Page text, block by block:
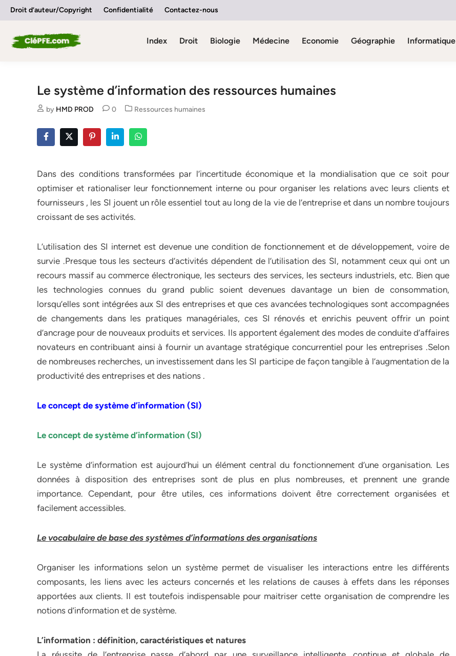
SkipDroit d’auteur/Copyright Confidentialité Contactez-nous
Index Droit Biologie Médecine Economie Géographie Informatique
Le système d’information des ressources humaines
by HMD PROD 0
Posted
Ressources humaines
Dans des conditions transformées par l’incertitude économique et la mondialisation que ce soit pour
optimiser et rationaliser leur fonctionnement interne ou pour organiser les relations avec leurs clients et
fournisseurs , les SI jouent un rôle essentiel tout au long de la vie de l’entreprise et dans un nombre toujours
croissant de ses activités.
L’utilisation des SI internet est devenue une condition de fonctionnement et de développement, voire de
survie .Presque tous les secteurs d’activités dépendent de l’utilisation des SI, notamment ceux qui ont un
recours massif au commerce électronique, les secteurs des services, les secteurs industriels, etc. Bien que
les technologies connues du grand public soient devenues davantage un bien de consommation,
lorsqu’elles sont intégrées aux SI des entreprises et que ces avancées technologiques sont accompagnées
de changements dans les pratiques managériales, ces SI rénovés et enrichis peuvent offrir un point
d’ancrage pour de nouveaux produits et services. Ils apportent également des modes de conduite d’affaires
novateurs en contribuant ainsi à fournir un avantage stratégique concurrentiel pour les entreprises .Selon
de nombreuses recherches, un investissement dans les SI participe de façon tangible à l’augmentation de la
productivité des entreprises et des nations .
Le concept de système d’information (SI)
Le concept de système d’information (SI)
Le système d’information est aujourd’hui un élément central du fonctionnement d’une organisation. Les
données à disposition des entreprises sont de plus en plus nombreuses, et prennent une grande
importance. Cependant, pour être utiles, ces informations doivent être correctement organisées et
facilement accessibles.
Le vocabulaire de base des systèmes d’informations des organisations
Organiser les informations selon un système permet de visualiser les interactions entre les différents
composants, les liens avec les acteurs concernés et les relations de causes à effets dans les réponses
apportées aux clients. Il est toutefois indispensable pour maitriser cette organisation de comprendre les
notions d’information et de système.
L’information : définition, caractéristiques et natures